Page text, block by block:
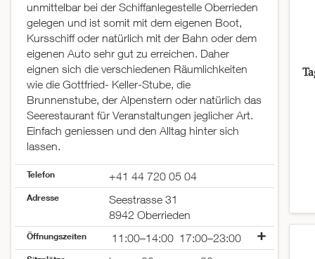
unmittelbar bei der Schiffanlegestelle Oberrieden
gelegen und ist somit mit dem eigenen Boot,
Kursschiff oder natürlich mit der Bahn oder dem
eigenen Auto sehr gut zu erreichen. Daher
eignen sich die verschiedenen Räumlichkeiten
wie die Gottfried- Keller-Stube, die
Brunnenstube, der Alpenstern oder natürlich das
Seerestaurant für Veranstaltungen jeglicher Art.
Einfach geniessen und den Alltag hinter sich
lassen.
Telefon +41 44 720 05 04
Adresse
Seestrasse 31
8942 Oberrieden
Öffnungszeiten 11:00–14:00 17:00–23:00
Montag
geschlossen